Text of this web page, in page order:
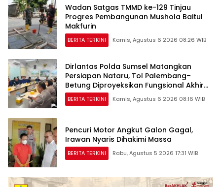
Wadan Satgas TMMD ke-129 Tinjau
Progres Pembangunan Mushola Baitul
Makfurin
BERITA TERKINI Kamis, Agustus 6 2026 08:26 WIB
Dirlantas Polda Sumsel Matangkan
Persiapan Nataru, Tol Palembang–
Betung Diproyeksikan Fungsional Akhir
2026
BERITA TERKINI Kamis, Agustus 6 2026 08:16 WIB
Pencuri Motor Angkut Galon Gagal,
Irawan Nyaris Dihakimi Massa
BERITA TERKINI Rabu, Agustus 5 2026 17:31 WIB